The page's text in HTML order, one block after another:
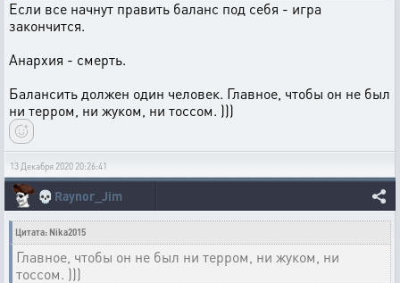
Если все начнут править баланс под себя - игра
закончится.
Анархия - смерть.
Балансить должен один человек. Главное, чтобы он не был
ни терром, ни жуком, ни тоссом. )))
13 Декабря 2020 20:26:41
💀 Raynor_Jim
Цитата: Nika2015
Главное, чтобы он не был ни терром, ни жуком, ни
тоссом. )))